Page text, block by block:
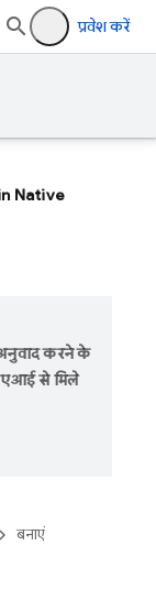
प्रवेश करें
Native
करने के
एआई से मिले
बनाएं